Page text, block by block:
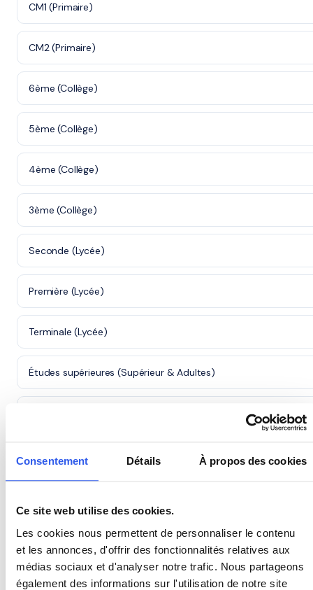
Consentement Détails À propos des cookies
Ce site web utilise des cookies.
Les cookies nous permettent de personnaliser le contenu
et les annonces, d'offrir des fonctionnalités relatives aux
médias sociaux et d'analyser notre trafic. Nous partageons
également des informations sur l'utilisation de notre site
CM1 (Primaire)
CM2 (Primaire)
6ème (Collège)
5ème (Collège)
4ème (Collège)
3ème (Collège)
Seconde (Lycée)
Première (Lycée)
Terminale (Lycée)
Études supérieures (Supérieur & Adultes)
470+ familles accompagnées à Saint-Maximin-la-
Note moyenne de 4.8/5. Notre organisme partenaire intervient à
domicile à Saint-Maximin-la-Sainte-Baume et alentours.
Rejoindre ces familles →